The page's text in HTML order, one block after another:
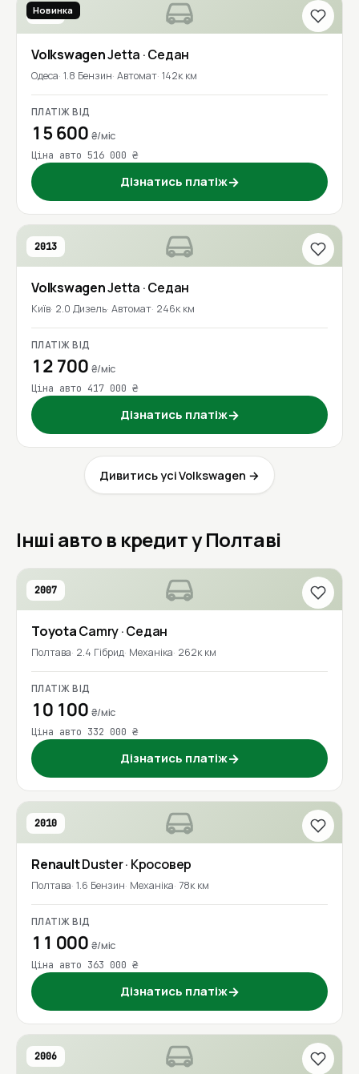
2016
Новинка
VolkswagenJetta · Седан
Одеса 1.8 Бензин Автомат 142к км
ПЛАТІЖ ВІД
15 600 ₴/міс
Ціна авто 516 000 ₴
Дізнатись платіж→
2013
VolkswagenJetta · Седан
Київ 2.0 Дизель Автомат 246к км
ПЛАТІЖ ВІД
12 700 ₴/міс
Ціна авто 417 000 ₴
Дізнатись платіж→
Дивитись усі Volkswagen →
Інші авто в кредит у Полтаві
2007
ToyotaCamry· Седан
Полтава 2.4 Гібрид Механіка 262к км
ПЛАТІЖ ВІД
10 100 ₴/міс
Ціна авто 332 000 ₴
Дізнатись платіж→
2010
RenaultDuster· Кросовер
Полтава 1.6 Бензин Механіка 78к км
ПЛАТІЖ ВІД
11 000 ₴/міс
Ціна авто 363 000 ₴
Дізнатись платіж→
2006